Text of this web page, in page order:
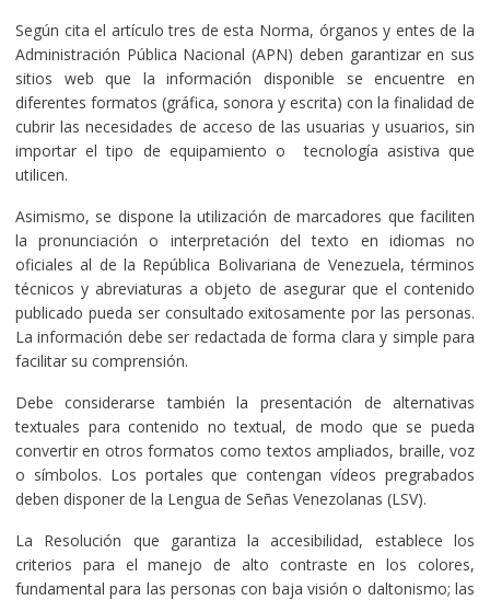
Según cita el artículo tres de esta Norma, órganos y entes de la
Administración Pública Nacional (APN) deben garantizar en sus
sitios web que la información disponible se encuentre en
diferentes formatos (gráfica, sonora y escrita) con la finalidad de
cubrir las necesidades de acceso de las usuarias y usuarios, sin
importar el tipo de equipamiento o tecnología asistiva que
utilicen.
Asimismo, se dispone la utilización de marcadores que faciliten
la pronunciación o interpretación del texto en idiomas no
oficiales al de la República Bolivariana de Venezuela, términos
técnicos y abreviaturas a objeto de asegurar que el contenido
publicado pueda ser consultado exitosamente por las personas.
La información debe ser redactada de forma clara y simple para
facilitar su comprensión.
Debe considerarse también la presentación de alternativas
textuales para contenido no textual, de modo que se pueda
convertir en otros formatos como textos ampliados, braille, voz
o símbolos. Los portales que contengan vídeos pregrabados
deben disponer de la Lengua de Señas Venezolanas (LSV).
La Resolución que garantiza la accesibilidad, establece los
criterios para el manejo de alto contraste en los colores,
fundamental para las personas con baja visión o daltonismo; las